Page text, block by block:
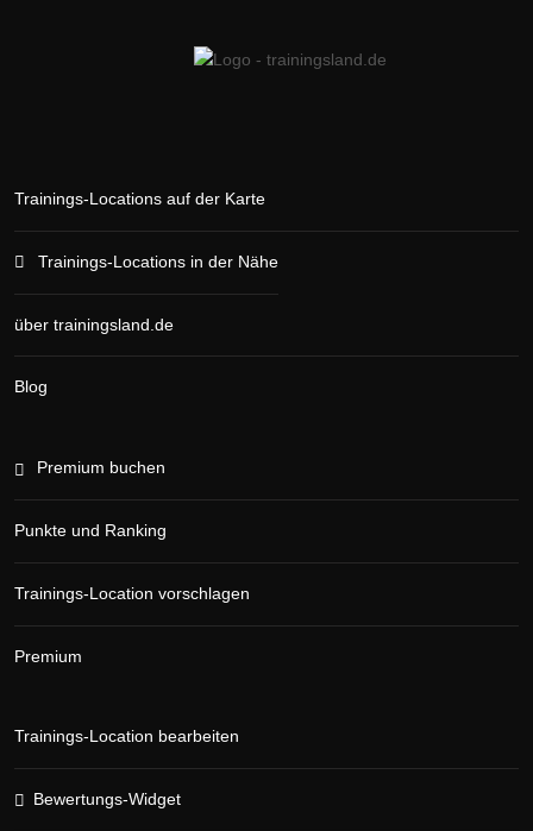
Trainings-Locations auf der Karte
Trainings-Locations in der Nähe
über trainingsland.de
Blog
Premium buchen
Punkte und Ranking
Trainings-Location vorschlagen
Premium
Trainings-Location bearbeiten
Bewertungs-Widget